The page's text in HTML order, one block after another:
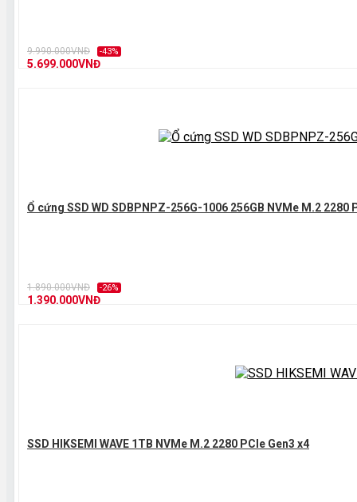
9.990.000VNĐ -43%
5.699.000VNĐ
Ổ cứng SSD WD SDBPNPZ-256G-1006 256GB NVMe M.2 2280
1.890.000VNĐ -26%
1.390.000VNĐ
SSD HIKSEMI WAVE 1TB NVMe M.2 2280 PCIe Gen3 x4